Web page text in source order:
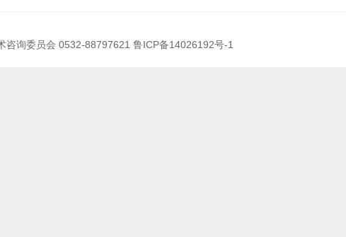
咨询委员会 0532-88797621 鲁ICP备14026192号-1